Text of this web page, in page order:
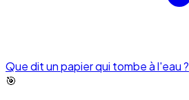
Que dit un papier qui tombe à l'eau ?
🎯